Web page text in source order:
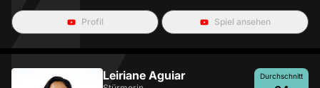
Profil Spiel ansehen
Leiriane Aguiar Durchschnitt